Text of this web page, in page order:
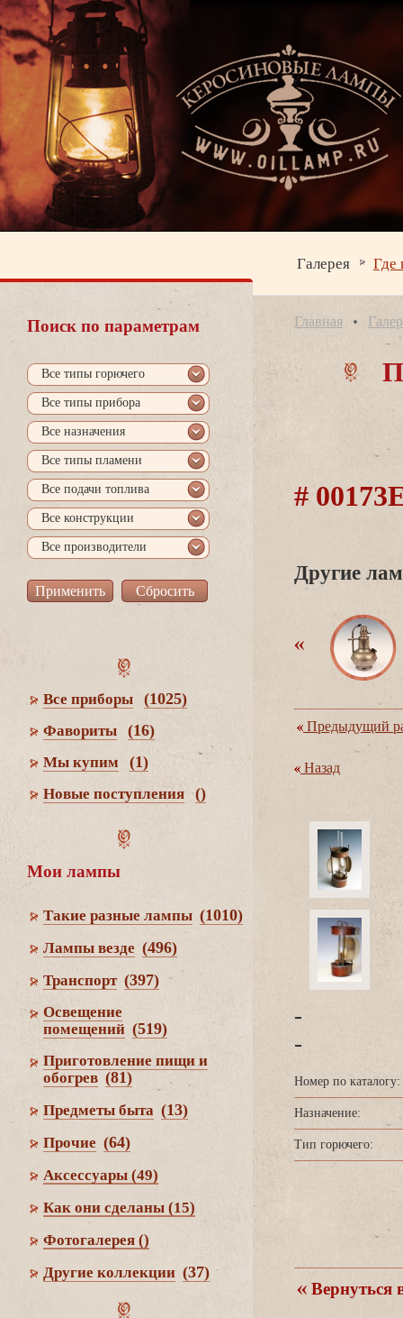
Галерея Где
Поиск по параметрам
се типы горючего
се типы прибора
се назначения
се типы пламени
се подачи топлива
се конструкции
се производители
се приборы (1025)
Фавориты (16)
Мы купим (1)
Новые поступления ()
Мои лампы
Такие разные лампы (1010)
Лампы везде (496)
Транспорт (397)
Освещение
помещений (519)
Приготовление пищи и
обогре (81)
Предметы быта (13)
Прочие (64)
Аксессуары (49)
Как они сделаны (15)
Фотогалерея ()
Другие коллекции (37)
Главная
#
Другие
Предыдущий
Назад
-
-
Номер по каталогу:
Назначение:
Тип горючего:
ернуться